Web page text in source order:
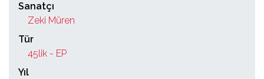
Sanatçı
Zeki Müren
Tür
45lik - EP
Yıl